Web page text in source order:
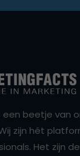
beetje van
zijn hét
Het zijn